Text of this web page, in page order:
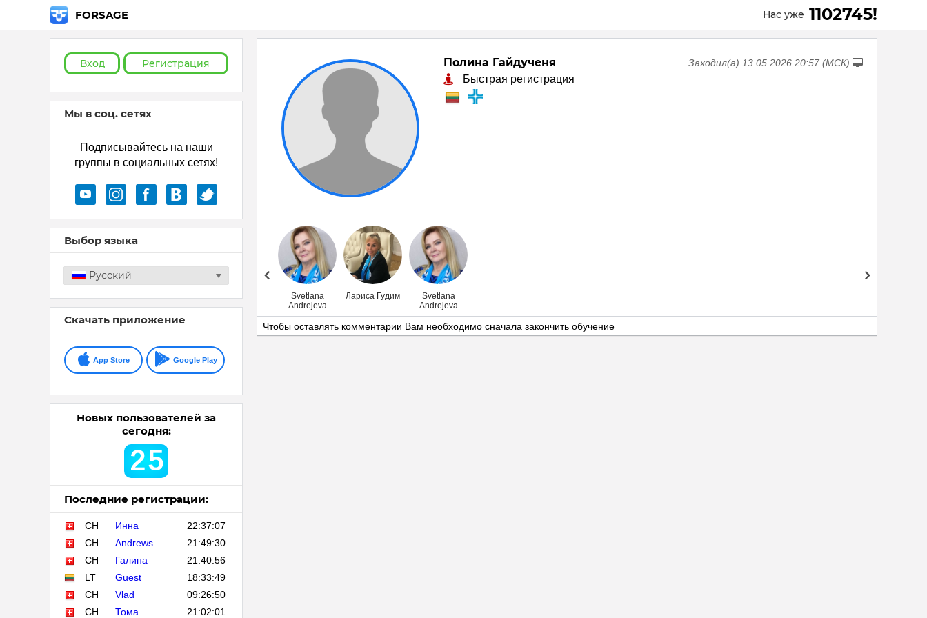
FORSAGE Нас уже 1102745!
Вход Регистрация
Мы в соц. сетях
Подписывайтесь на наши
группы в социальных сетях!
Выбор языка
Русский
Скачать приложение
App Store Google Play
Новых пользователей за
сегодня:
25
Последние регистрации:
CH Инна
22:37:07
CH
Andrews
21:49:30
CH
Галина
21:40:56
LT
Guest
18:33:49
CH
Vlad
09:26:50
CH
Тома 21:02:01
Заходил(а) 13.05.2026 20:57 (МСК)
Полина Гайдученя
Быстрая регистрация
Лариса Гудим
Svetlana
Andrejeva
Лариса Гудим
Svetlana
Andrejeva
Чтобы оставлять комментарии Вам необходимо сначала закончить обучение